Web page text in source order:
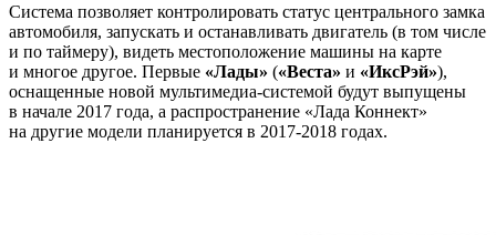
Система позволяет контролировать статус центрального замка
автомобиля, запускать и останавливать двигатель (в том числе
и по таймеру), видеть местоположение машины на карте
и многое другое. Первые «Лады» («Веста» и «ИксРэй»),
оснащенные новой мультимедиа-системой будут выпущены
в начале 2017 года, а распространение «Лада Коннект»
на другие модели планируется в 2017-2018 годах.